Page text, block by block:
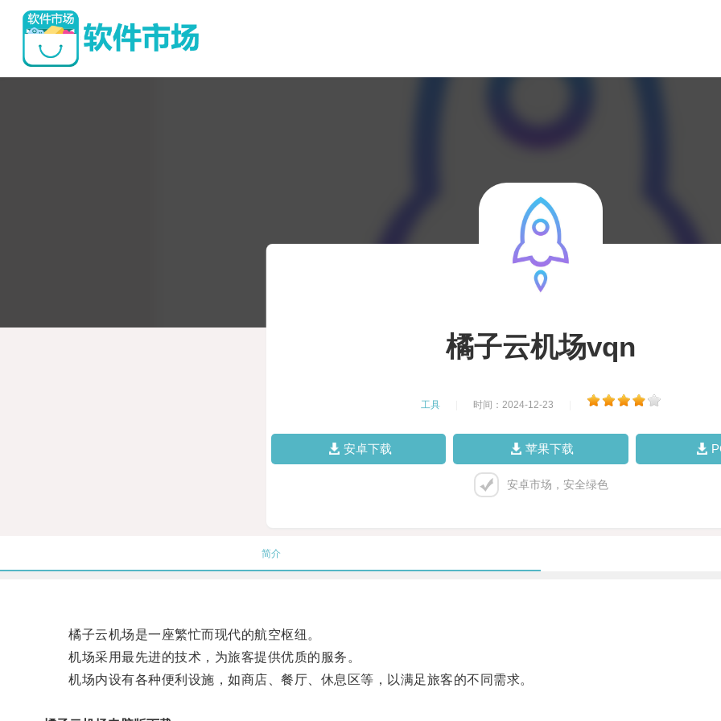
橘子云机场vqn
工具 时间：2024-12-23
安卓下载 苹果下载
安卓市场，安全绿色
简介
橘子云机场是一座繁忙而现代的航空枢纽。
机场采用最先进的技术，为旅客提供优质的服务。
机场内设有各种便利设施，如商店、餐厅、休息区等，以满足旅客的不同需求。